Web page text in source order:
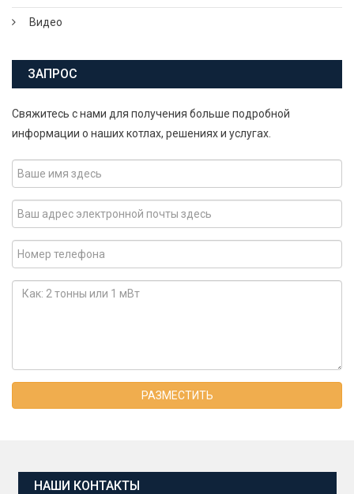
Видео
ЗАПРОС
Свяжитесь с нами для получения больше подробной
информации о наших котлах, решениях и услугах.
РАЗМЕСТИТЬ
НАШИ КОНТАКТЫ